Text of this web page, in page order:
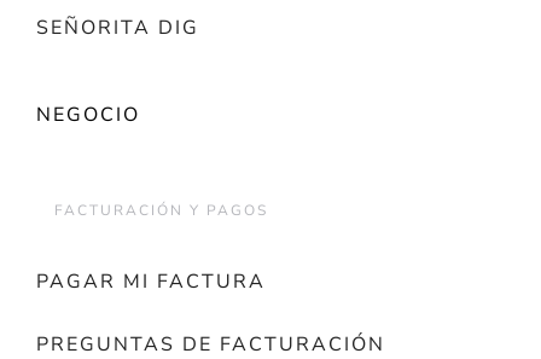
SEÑORITA DIG
NEGOCIO
FACTURACIÓN Y PAGOS
PAGAR MI FACTURA
PREGUNTAS DE FACTURACIÓN